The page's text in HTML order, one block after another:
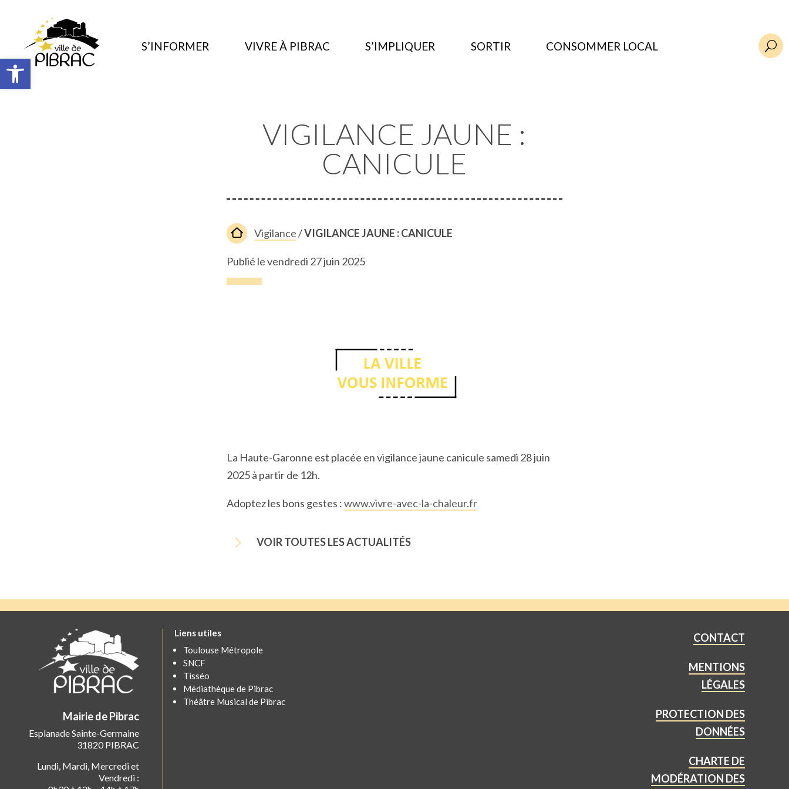
Ouvrir la barre d’outils
S’INFORMER VIVRE À PIBRAC S’IMPLIQUER SORTIR CONSOMMER LOCAL U
VIGILANCE JAUNE :
CANICULE
Vigilance/VIGILANCE JAUNE : CANICULE
Publié le vendredi 27 juin 2025
La Haute-Garonne est placée en vigilance jaune canicule samedi 28 juin
2025 à partir de 12h.
Adoptez les bons gestes :www.vivre-avec-la-chaleur.fr
5 VOIR TOUTES LES ACTUALITÉS
Mairie de Pibrac
Esplanade Sainte-Germaine
31820 PIBRAC
Lundi, Mardi, Mercredi et
Vendredi :
Liens utiles
Toulouse Métropole
SNCF
Tisséo
Médiathèque de Pibrac
Théâtre Musical de Pibrac
CONTACT
MENTIONS
LÉGALES
PROTECTION DES
DONNÉES
CHARTE DE
MODÉRATION DES